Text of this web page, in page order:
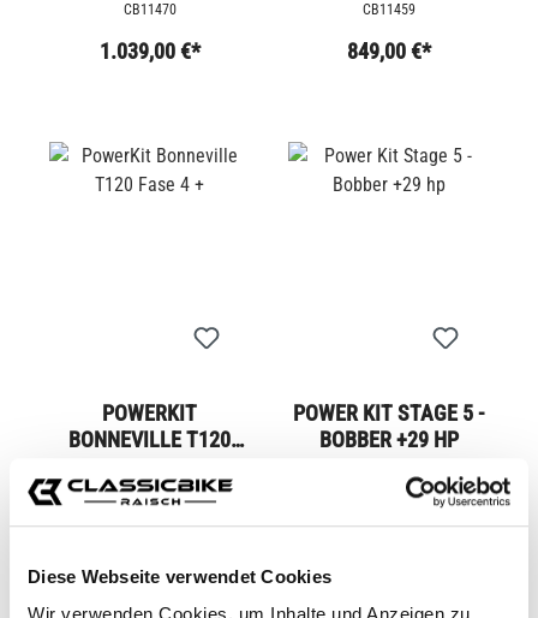
Diese Webseite verwendet Cookies
CB11470
1.039,00 €*
CB11459
849,00 €*
POWERKIT
BONNEVILLE T120
1.899,00 €*
POWER KIT STAGE 5 -
BOBBER +29 HP